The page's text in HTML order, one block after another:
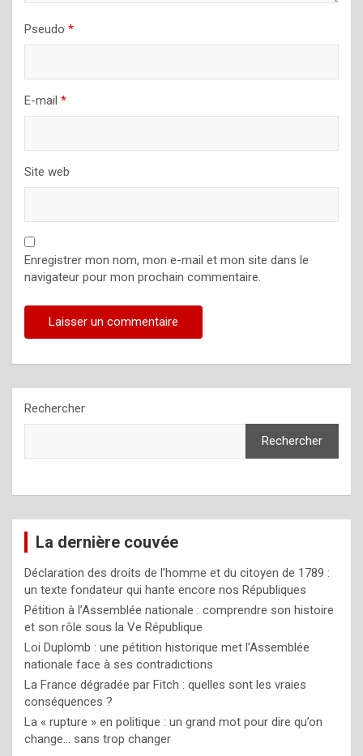
Pseudo *
E-mail *
Site web
Enregistrer mon nom, mon e-mail et mon site dans le
navigateur pour mon prochain commentaire.
Rechercher
Rechercher
La dernière couvée
Déclaration des droits de l’homme et du citoyen de 1789 :
un texte fondateur qui hante encore nos Républiques
Pétition à l’Assemblée nationale : comprendre son histoire
et son rôle sous la Ve République
Loi Duplomb : une pétition historique met l’Assemblée
nationale face à ses contradictions
La France dégradée par Fitch : quelles sont les vraies
conséquences ?
La « rupture » en politique : un grand mot pour dire qu’on
change… sans trop changer